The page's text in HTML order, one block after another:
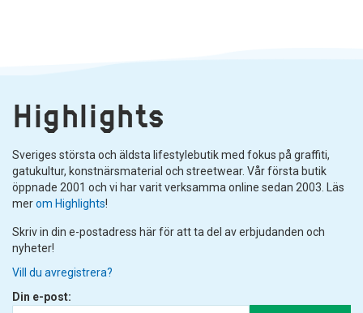
Highlights
Sveriges största och äldsta lifestylebutik med fokus på graffiti,
gatukultur, konstnärsmaterial och streetwear. Vår första butik
öppnade 2001 och vi har varit verksamma online sedan 2003. Läs
merom Highlights!
Skriv in din e-postadress här för att ta del av erbjudanden och
nyheter!
Vill du avregistrera?
Din e-post: